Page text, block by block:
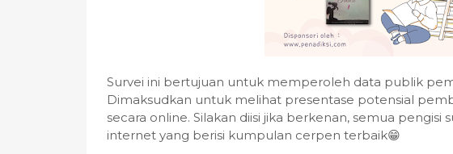
Survei ini bertujuan untuk memperoleh data publik
Dimaksudkan untuk melihat presentase potensial
secara online. Silakan diisi jika berkenan, semua
internet yang berisi kumpulan cerpen terbaik😁